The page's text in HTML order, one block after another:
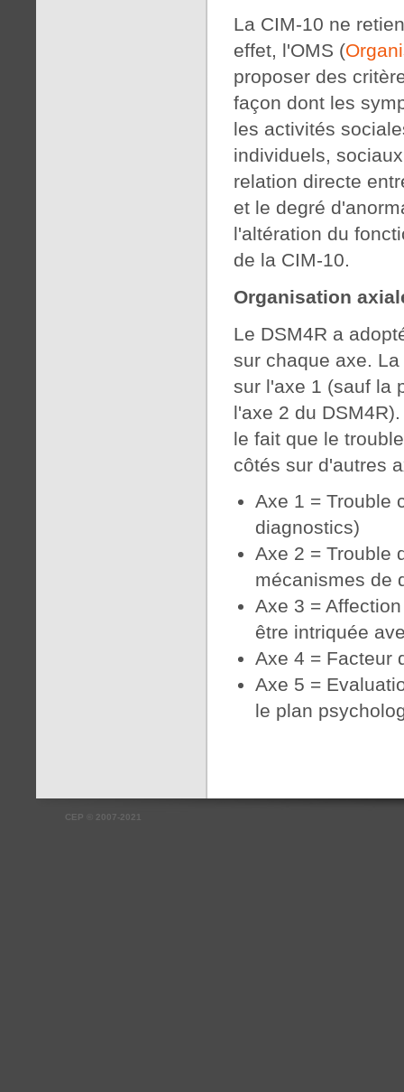
La CIM-10 ne
effet, l'OMS (
proposer des
façon dont les
les activités
individuels,
relation directe
et le degré
l'altération du
de la CIM-10.
Organisation
Le DSM4R a
sur chaque axe.
sur l'axe 1 (sauf la
l'axe 2 du
le fait que le
côtés sur d'autres
Axe 1 = Trouble
diagnostics)
Axe 2 = Trouble
mécanismes de
Axe 3 =
être intriquée
Axe 4 = Facteur
Axe 5 =
le plan
CEP 2007-2021